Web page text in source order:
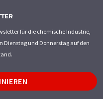
für die chemische Industrie,
Dienstag und Donnerstag auf den